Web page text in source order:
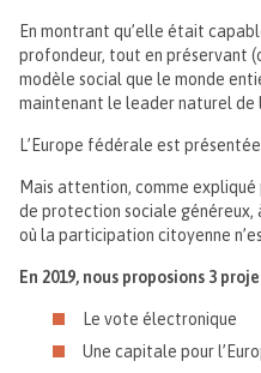
En montrant qu’elle était
profondeur, tout en préservant
modèle social que le monde
maintenant le leader naturel de
L’Europe fédérale est présentée
Mais attention, comme expliqué
de protection sociale généreux,
où la participation citoyenne
En 2019, nous proposions 3
Le vote électronique
Une capitale pour